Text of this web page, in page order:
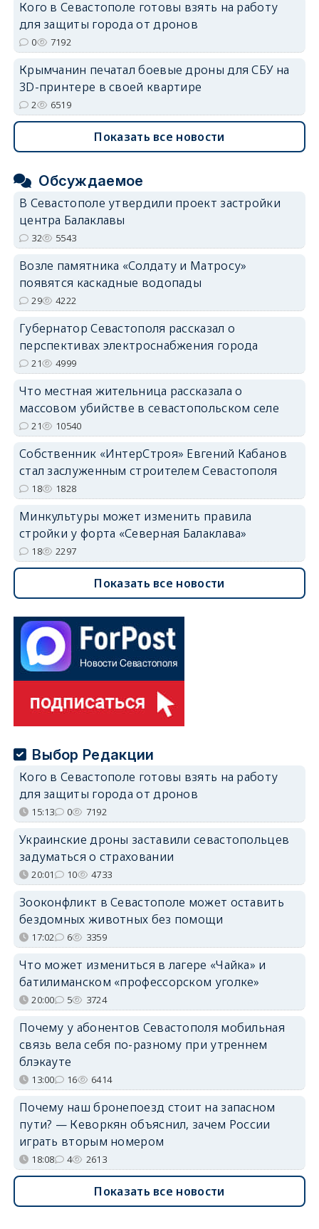
Кого в Севастополе готовы взять на работу
для защиты города от дронов
0 7192
Крымчанин печатал боевые дроны для СБУ на
3D-принтере в своей квартире
2 6519
Показать все новости
Обсуждаемое
В Севастополе утвердили проект застройки
центра Балаклавы
32 5543
Возле памятника «Солдату и Матросу»
появятся каскадные водопады
29 4222
Губернатор Севастополя рассказал о
перспективах электроснабжения города
21 4999
Что местная жительница рассказала о
массовом убийстве в севастопольском селе
21 10540
Собственник «ИнтерСтроя» Евгений Кабанов
стал заслуженным строителем Севастополя
18 1828
Минкультуры может изменить правила
стройки у форта «Северная Балаклава»
18 2297
Показать все новости
Выбор Редакции
Кого в Севастополе готовы взять на работу
для защиты города от дронов
15:13 0 7192
Украинские дроны заставили севастопольцев
задуматься о страховании
20:01 10 4733
Зооконфликт в Севастополе может оставить
бездомных животных без помощи
17:02 6 3359
Что может измениться в лагере «Чайка» и
батилиманском «профессорском уголке»
20:00 5 3724
Почему у абонентов Севастополя мобильная
связь вела себя по-разному при утреннем
блэкауте
13:00 16 6414
Почему наш бронепоезд стоит на запасном
пути? — Кеворкян объяснил, зачем России
играть вторым номером
18:08 4 2613
Показать все новости